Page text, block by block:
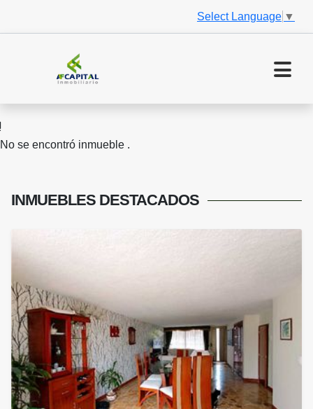
Select Language ▼
No se encontró inmueble .
INMUEBLES DESTACADOS